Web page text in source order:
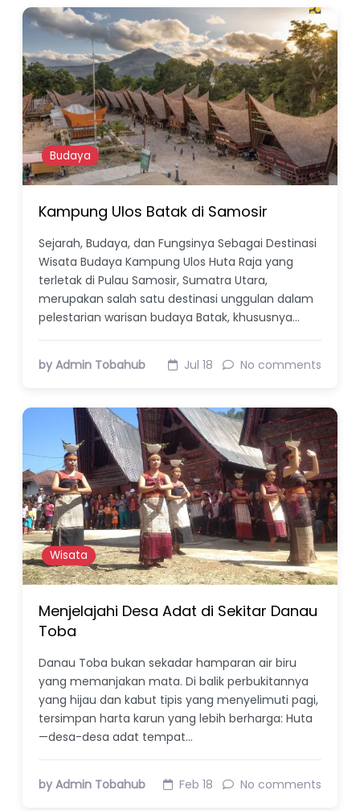
Budaya
Kampung Ulos Batak di Samosir
Sejarah, Budaya, dan Fungsinya Sebagai Destinasi
Wisata Budaya Kampung Ulos Huta Raja yang
terletak di Pulau Samosir, Sumatra Utara,
merupakan salah satu destinasi unggulan dalam
pelestarian warisan budaya Batak, khususnya…
by Admin Tobahub Jul 18 No comments
Wisata
Menjelajahi Desa Adat di Sekitar Danau
Toba
Danau Toba bukan sekadar hamparan air biru
yang memanjakan mata. Di balik perbukitannya
yang hijau dan kabut tipis yang menyelimuti pagi,
tersimpan harta karun yang lebih berharga: Huta
—desa-desa adat tempat…
by Admin Tobahub Feb 18 No comments